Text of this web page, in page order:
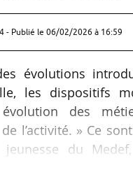
- Publié le 06/02/2026 à 16:59
évolutions
les dispositifs
des
l’activité. » Ce
jeunesse du